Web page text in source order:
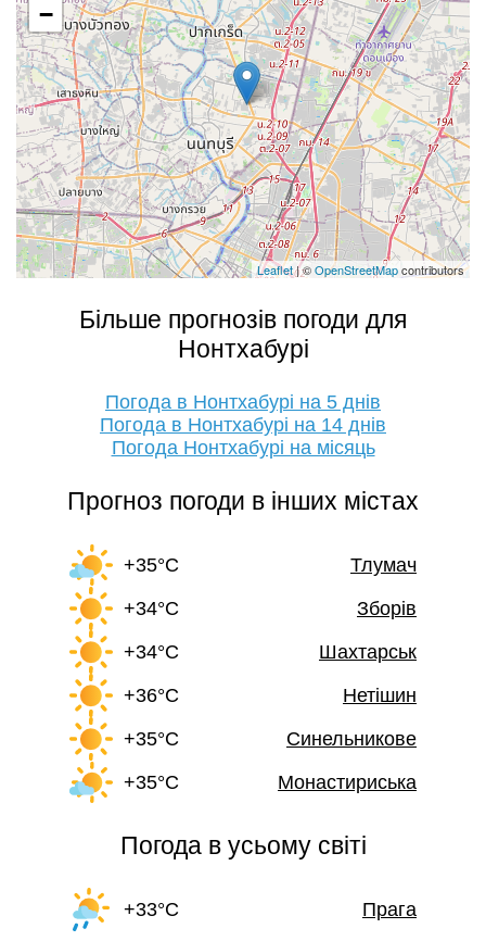
−
Leaflet| ©OpenStreetMapcontributors
Більше прогнозів погоди для
Нонтхабурі
Погода в Нонтхабурі на 5 днів
Погода в Нонтхабурі на 14 днів
Погода Нонтхабурі на місяць
Прогноз погоди в інших містах
+35°C
Тлумач
+34°C
Зборів
+34°C
Шахтарськ
+36°C
Нетішин
+35°C
Синельникове
+35°C
Монастириська
Погода в усьому світі
+33°C Прага